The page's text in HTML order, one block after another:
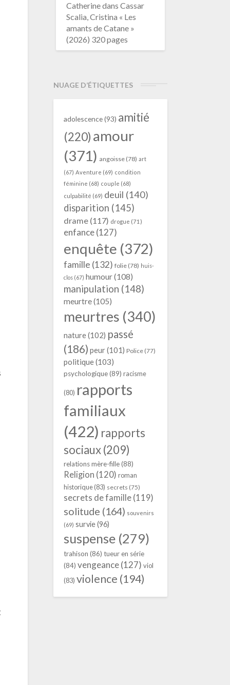
Catherinedans Cassar
Scalia, Cristina « Les
amants de Catane »
(2026) 320 pages
NUAGE D’ÉTIQUETTES
adolescence(93) amitié
(220) amour
(371) angoisse(78) art
(67) Aventure (69) condition
féminine (68) couple (68)
culpabilité (69) deuil (140)
disparition (145)
drame(117) drogue (71)
enfance(127)
enquête (372)
famille (132) folie(78) huis-
clos(67) humour(108)
manipulation (148)
meurtre(105)
meurtres (340)
nature(102) passé
(186) peur(101) Police(77)
politique(103)
psychologique(89) racisme
(80) rapports
familiaux
(422) rapports
sociaux(209)
relations mère-fille(88)
Religion (120) roman
historique(83) secrets (75)
secrets de famille(119)
solitude (164) souvenirs
(69) survie(96)
suspense(279)
trahison (86) tueur en série
(84) vengeance(127) viol
(83) violence (194)